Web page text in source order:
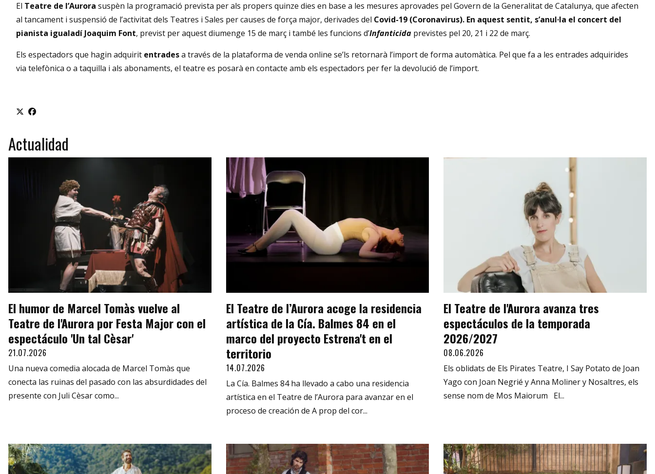
El Teatre de l’Aurora suspèn la programació prevista per als propers quinze dies en base a les mesures aprovades pel Govern de la Generalitat de Catalunya, que afecten
al tancament i suspensió de l’activitat dels Teatres i Sales per causes de força major, derivades del Covid-19 (Coronavirus). En aquest sentit, s’anul·la el concert del
pianista igualadí Joaquim Font, previst per aquest diumenge 15 de març i també les funcions d’Infanticida previstes pel 20, 21 i 22 de març.
Els espectadors que hagin adquirit entradesa través de la plataforma de venda online se’ls retornarà l’import de forma automàtica. Pel que fa a les entrades adquirides
via telefònica o a taquilla i als abonaments, el teatre es posarà en contacte amb els espectadors per fer la devolució de l’import.
Actualidad
El humor de Marcel Tomàs vuelve al
Teatre de l'Aurora por Festa Major con el
espectáculo 'Un tal Cèsar'
21.07.2026
Una nueva comedia alocada de Marcel Tomàs que
conecta las ruinas del pasado con las absurdidades del
presente con Juli Cèsar como...
El Teatre de l’Aurora acoge la residencia
artística de la Cía. Balmes 84 en el
marco del proyecto Estrena't en el
territorio
14.07.2026
La Cía. Balmes 84 ha llevado a cabo una residencia
artística en el Teatre de l’Aurora para avanzar en el
proceso de creación de A prop del cor...
El Teatre de l'Aurora avanza tres
espectáculos de la temporada
2026/2027
08.06.2026
Els oblidats de Els Pirates Teatre, I Say Potato de Joan
Yago con Joan Negrié y Anna Moliner y Nosaltres, els
sense nom de Mos Maiorum El...